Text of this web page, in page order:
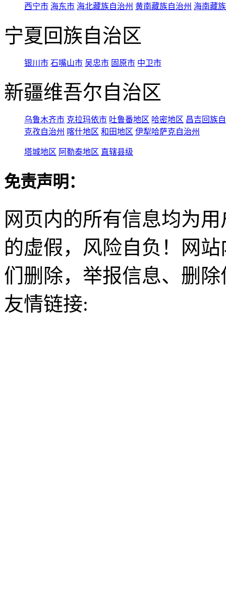
西宁市 海东市 海北藏族自治州 黄南藏族自治州 海南藏
宁夏回族自治区
银川市 石嘴山市 吴忠市 固原市 中卫市
新疆维吾尔自治区
乌鲁木齐市 克拉玛依市 吐鲁番地区 哈密地区 昌吉回族
克孜自治州 喀什地区 和田地区 伊犁哈萨克自治州
塔城地区 阿勒泰地区 直辖县级
免责声明：
网页内的所有信息均为
的虚假，风险自负！网
们删除，举报信息、删
友情链接: